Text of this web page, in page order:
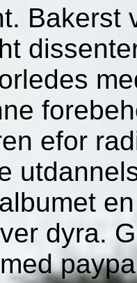
Bakerst
efor
dyra.